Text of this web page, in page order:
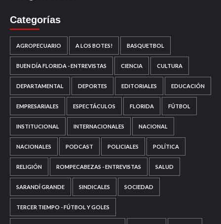
Categorías
AGROPECUARIO A LOS BOTES! BASQUETBOL
BUEN DÍA FLORIDA - ENTREVISTAS CIENCIA CULTURA
DEPARTAMENTAL DEPORTES EDITORIALES EDUCACIÓN
EMPRESARIALES ESPECTÁCULOS FLORIDA FÚTBOL
INSTITUCIONAL INTERNACIONALES NACIONAL
NACIONALES PODCAST POLICIALES POLÍTICA
RELIGIÓN ROMPECABEZAS - ENTREVISTAS SALUD
SARANDÍ GRANDE SINDICALES SOCIEDAD
TERCER TIEMPO - FÚTBOL Y GOLES